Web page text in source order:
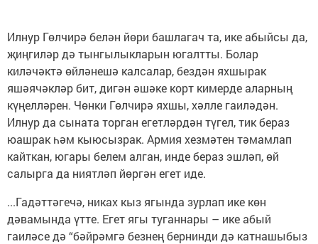
Илнур Гөлчирә белән йөри башлагач та, ике абыйсы да,
җиңгиләр дә тынгылыкларын югалтты. Болар
киләчәктә өйләнешә калсалар, бездән яхшырак
яшәячәкләр бит, дигән әшәке корт кимерде аларның
күңелләрен. Чөнки Гөлчирә яхшы, хәлле гаиләдән.
Илнур да сыната торган егетләрдән түгел, тик бераз
юашрак һәм кыюсызрак. Армия хезмәтен тәмамлап
кайткан, югары белем алган, инде бераз эшләп, өй
салырга да ниятләп йөргән егет иде.
...Гадәттәгечә, никах кыз ягында зурлап ике көн
дәвамында үтте. Егет ягы туганнары – ике абый
гаиләсе дә “бәйрәмгә безнең бернинди дә катнашыбыз